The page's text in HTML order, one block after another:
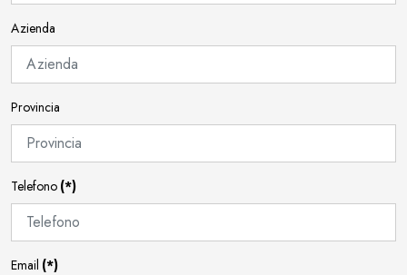
Azienda
Provincia
Telefono (*)
Email (*)